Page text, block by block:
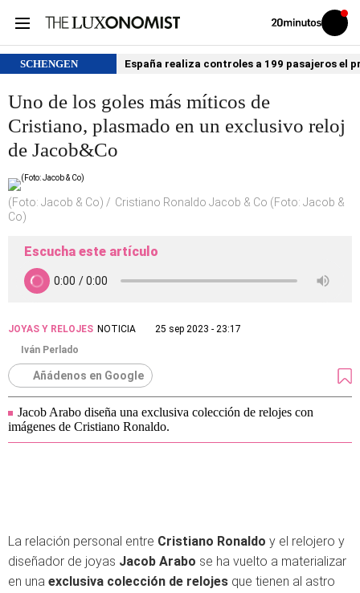
Volver
Iniciar
sesión
SCHENGEN España realiza controles a 199 pasajeros el
Uno de los goles más míticos de
Cristiano, plasmado en un exclusivo reloj
de Jacob&Co
(Foto: Jacob & Co)
Cristiano Ronaldo Jacob & Co (Foto: Jacob &
Co)
Escucha este artículo
JOYAS Y RELOJES NOTICIA
25 sep 2023 - 23:17
Iván Perlado
Añádenos en Google
Jacob Arabo diseña una exclusiva colección de relojes con
imágenes de Cristiano Ronaldo.
La relación personal entre Cristiano Ronaldo y el relojero y
diseñador de joyas Jacob Arabo se ha vuelto a materializar
en una exclusiva colección de relojes que tienen al astro